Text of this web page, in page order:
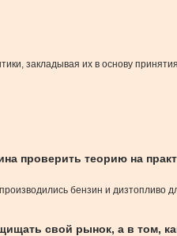
закладывая их в основу
проверить теорию на
бензин и дизтопливо
свой рынок, а в том,